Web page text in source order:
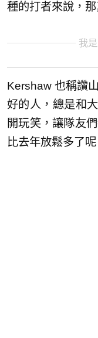
種的打者來說，那
我
Kershaw 也稱讚
好的人，總是和
開玩笑，讓隊友
比去年放鬆多了呢